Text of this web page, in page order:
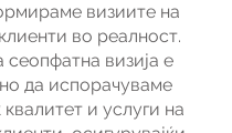
визиите на
во реалност.
визија е
да испорачуваме
квалитет и услуги на